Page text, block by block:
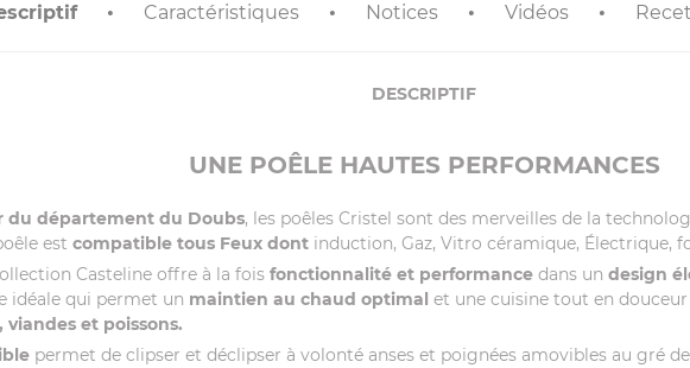
Caractéristiques Notices Vidéos
DESCRIPTIF
UNE POÊLE HAUTES PERFORMANCES
du département du Doubs, les poêles Cristel sont des merveilles de la
est compatible tous Feux dont induction, Gaz, Vitro céramique, Électrique,
Casteline offre à la fois fonctionnalité et performance dans un design
idéale qui permet un maintien au chaud optimal et une cuisine tout en
et poissons.
permet de clipser et déclipser à volonté anses et poignées amovibles au gré